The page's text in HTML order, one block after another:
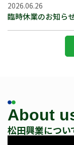
2026.06.26
臨時休業のお知ら
About
松田興業につい